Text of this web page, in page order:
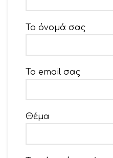
Το όνομά σας
Το email σας
Θέμα